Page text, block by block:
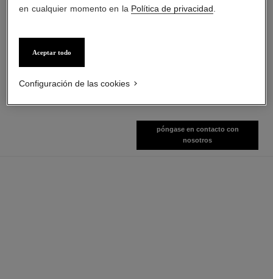
Gel de Ducha
Ref. 123730
póngase en contacto con
nosotros
en cualquier momento en la Política de privacidad
Aceptar todo
Configuración de las cookies